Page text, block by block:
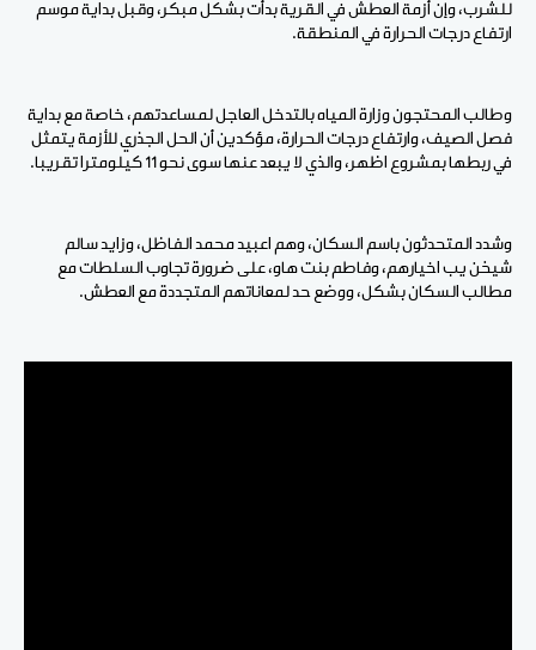
للشرب، وإن أزمة العطش في القرية بدأت بشكل مبكر، وقبل بداية موسم
ارتفاع درجات الحرارة في المنطقة.
وطالب المحتجون وزارة المياه بالتدخل العاجل لمساعدتهم، خاصة مع بداية
فصل الصيف، وارتفاع درجات الحرارة، مؤكدين أن الحل الجذري للأزمة يتمثل
في ربطها بمشروع اظهر، والذي لا يبعد عنها سوى نحو 11 كيلومترا تقريبا.
وشدد المتحدثون باسم السكان، وهم اعبيد محمد الفاظل، وزايد سالم
شيخن يب اخيارهم، وفاطم بنت هاو، على ضرورة تجاوب السلطات مع
مطالب السكان بشكل، ووضع حد لمعاناتهم المتجددة مع العطش.